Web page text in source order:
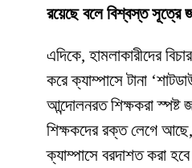
রয়েছে বলে বিশ্বস্ত সূত্রে
​এদিকে, হামলাকারীদের
করে ক্যাম্পাসে টানা
আন্দোলনরত শিক্ষকরা স্পষ্ট
শিক্ষকদের রক্ত লেগে
ক্যাম্পাসে বরদাশত করা